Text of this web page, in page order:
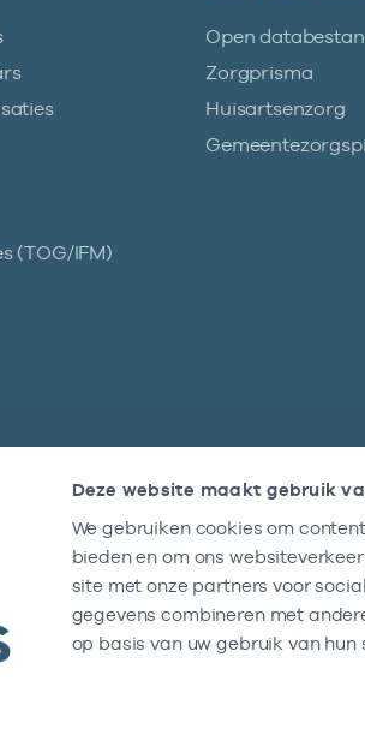
Deze website maakt gebruik
We gebruiken cookies om
bieden en om ons
site met onze partners voor
gegevens combineren met
op basis van uw gebruik van hun
(TOG/IFM)
Open
Zorgprisma
Huisartsenzorg
bereikbaar tussen